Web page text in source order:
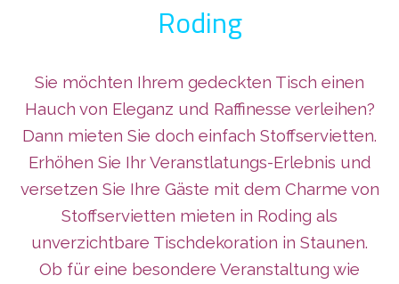
Roding
Sie möchten Ihrem gedeckten Tisch einen
Hauch von Eleganz und Raffinesse verleihen?
Dann mieten Sie doch einfach Stoffservietten.
Erhöhen Sie Ihr Veranstlatungs-Erlebnis und
versetzen Sie Ihre Gäste mit dem Charme von
Stoffservietten mieten in Roding als
unverzichtbare Tischdekoration in Staunen.
Ob für eine besondere Veranstaltung wie